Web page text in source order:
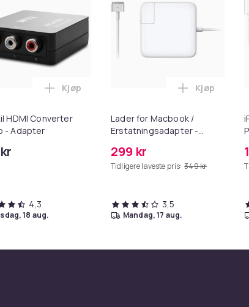
Spinners med Sugekopp for Barn i handlekurven
HDMI Converter
- Adapter
Legg RCA til HDMI Converter 1080p -
Kjøp
4,3
18 aug.
Lader for Macbook /
Erstatningsadapter -
299 kr
Tidligere laveste pris: 349 kr
Legg Lader
Kjøp
3,5
mandag, 17 aug.